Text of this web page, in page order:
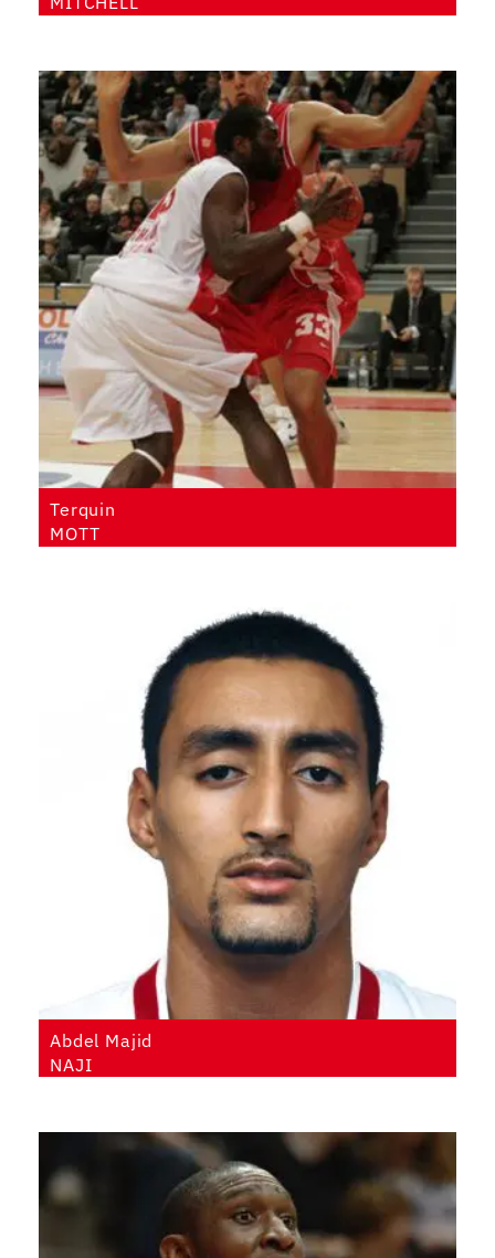
Terquin
MOTT
Abdel Majid
NAJI